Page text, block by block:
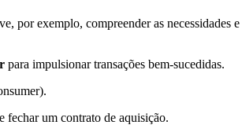
por exemplo, compreender as necessidades
para impulsionar transações bem-sucedidas.
fechar um contrato de aquisição.